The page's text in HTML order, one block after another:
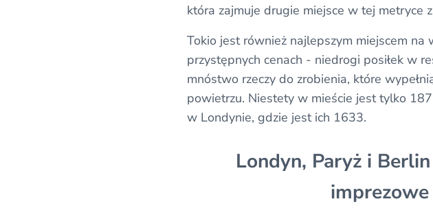
która zajmuje drugie miejsce w tej metryce
Tokio jest również najlepszym miejscem
przystępnych cenach - niedrogi posiłek w
mnóstwo rzeczy do zrobienia, które
powietrzu. Niestety w mieście jest tylko
w Londynie, gdzie jest ich 1633.
Londyn, Paryż i